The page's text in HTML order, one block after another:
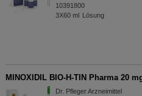
10391800
3X60 ml Lösung
MINOXIDIL BIO-H-TIN Pharma 20
Dr. Pfleger Arzneimittel